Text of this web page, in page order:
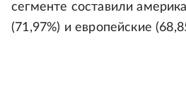
сегменте составили
(71,97%) и европейские